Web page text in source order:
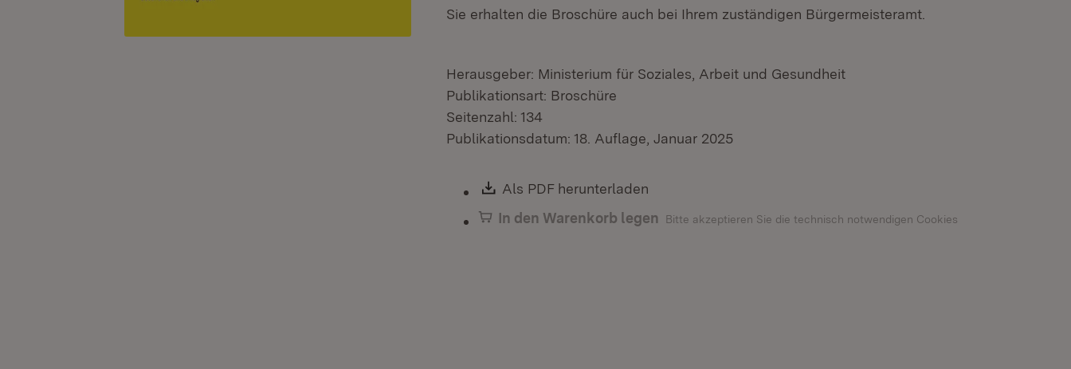
Sie erhalten die Broschüre auch bei Ihrem zuständigen Bürgermeisteramt.
Herausgeber: Ministerium für Soziales, Arbeit und Gesundheit
Publikationsart: Broschüre
Seitenzahl: 134
Publikationsdatum: 18. Auflage, Januar 2025
Download:
Als PDF herunterladen
In den Warenkorb legen
Bitte akzeptieren Sie die technisch notwendigen Cookies